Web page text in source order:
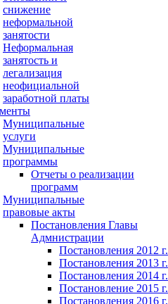
снижение
неформальной
занятости
Неформальная
занятость и
легализация
неофициальной
заработной платы
Муниципальные
услуги
Муниципальные
программы
Отчеты о реализации
программ
Муниципальные
правовые акты
Постановления Главы
Адмнистрации
Постановления 2012 г.
Постановления 2013 г.
Постановления 2014 г.
Постановление 2015 г.
Постановления 2016 г.